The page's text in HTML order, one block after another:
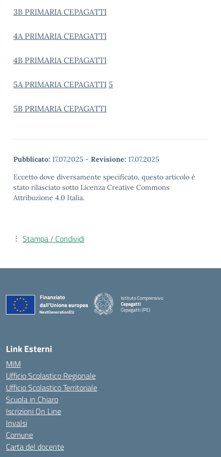
3B PRIMARIA CEPAGATTI
4A PRIMARIA CEPAGATTI
4B PRIMARIA CEPAGATTI
5A PRIMARIA CEPAGATTI 5
5B PRIMARIA CEPAGATTI
Pubblicato: 17.07.2025 - Revisione: 17.07.2025
Eccetto dove diversamente specificato, questo articolo è
stato rilasciato sotto Licenza Creative Commons
Attribuzione 4.0 Italia.
Stampa / Condividi
Istituto Comprensivo
Cepagatti
Cepagatti (PE)
— Visita la pagina iniziale della scuola
Link Esterni
MIM
Ufficio Scolastico Regionale
Ufficio Scolastico Territoriale
Scuola in Chiaro
Iscrizioni On Line
Invalsi
Comune
Carta del docente